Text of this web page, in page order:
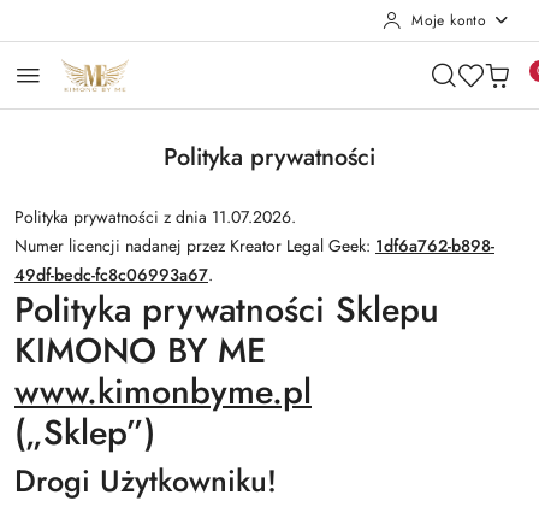
Moje konto
Polityka prywatności
Polityka prywatności z dnia 11.07.2026.
Numer licencji nadanej przez Kreator Legal Geek: 1df6a762-b898-
49df-bedc-fc8c06993a67.
Polityka prywatności Sklepu
KIMONO BY ME
www.kimonbyme.pl
(„Sklep”)
Drogi Użytkowniku!